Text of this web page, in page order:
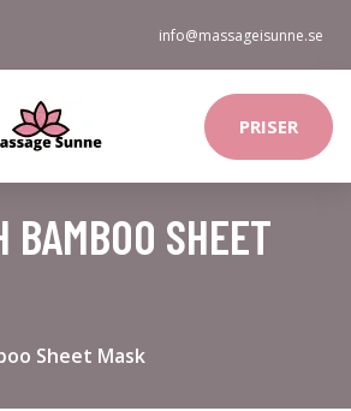
info@massageisunne.se
PRISER
BAMBOO SHEET
Sheet Mask